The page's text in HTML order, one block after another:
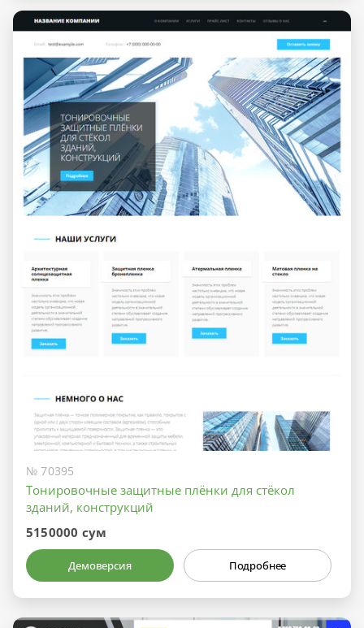
№ 70395
Тонировочные защитные плёнки для стёкол
зданий, конструкций
5150000 сум
Демоверсия Подробнее